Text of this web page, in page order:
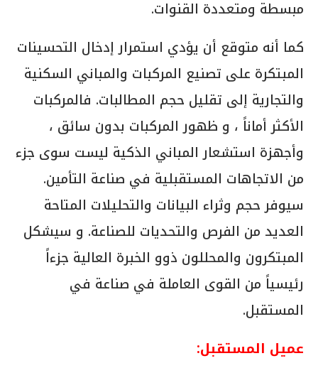
مبسطة ومتعددة القنوات.
كما أنه متوقع أن يؤدي استمرار إدخال التحسينات
المبتكرة على تصنيع المركبات والمباني السكنية
والتجارية إلى تقليل حجم المطالبات. فالمركبات
الأكثر أماناً ، و ظهور المركبات بدون سائق ،
وأجهزة استشعار المباني الذكية ليست سوى جزء
من الاتجاهات المستقبلية في صناعة التأمين.
سيوفر حجم وثراء البيانات والتحليلات المتاحة
العديد من الفرص والتحديات للصناعة. و سيشكل
المبتكرون والمحللون ذوو الخبرة العالية جزءاً
رئيسياً من القوى العاملة في صناعة في
المستقبل.
عميل المستقبل: